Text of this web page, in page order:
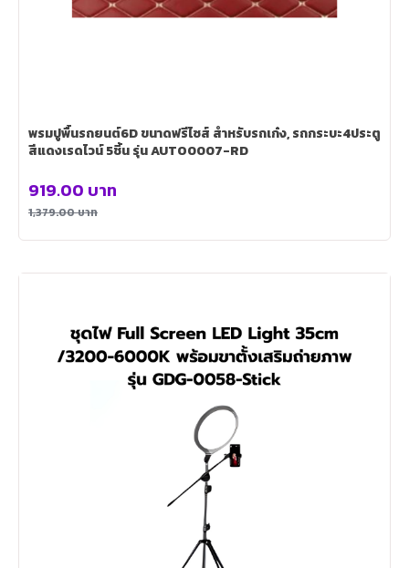
พรมปูพื้นรถยนต์6D ขนาดฟรีไซส์ สำหรับรถเก๋ง, รถกระบะ4ประตู
สีแดงเรดไวน์ 5ชิ้น รุ่น AUTO0007-RD
1,379.00บาท
919.00 บาท